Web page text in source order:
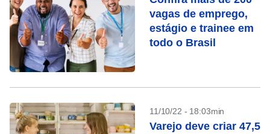
vagas de emprego,
estágio e trainee em
todo o Brasil
11/10/22 - 18:03min
Varejo deve criar 47,5